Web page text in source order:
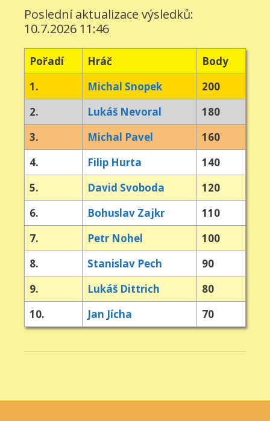
Poslední aktualizace výsledků:
10.7.2026 11:46
Pořadí Hráč
Body
1.
Michal Snopek
200
2.
Lukáš Nevoral
180
3.
Michal Pavel
160
4.
Filip Hurta
140
5.
David Svoboda
120
6.
Bohuslav Zajkr
110
7.
Petr Nohel
100
8.
Stanislav Pech
90
9.
Lukáš Dittrich
80
10.
Jan Jícha 70